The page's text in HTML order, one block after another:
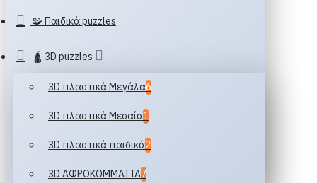
🧩 Παιδικά puzzles
🛕 3D puzzles
3D πλαστικά Μεγάλα6
3D πλαστικά Μεσαία1
3D πλαστικά παιδικά2
3D ΑΦΡΟΚΟΜΜΑΤΙΑ7